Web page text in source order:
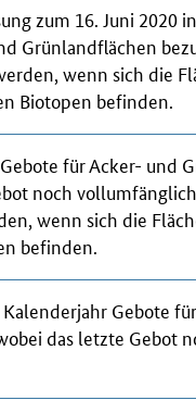
zum 16. Juni 2020
Grünlandflächen
wenn sich die
Biotopen befinden.
für Acker- und
noch
wenn sich die
befinden.
Kalenderjahr Gebote
das letzte Gebot